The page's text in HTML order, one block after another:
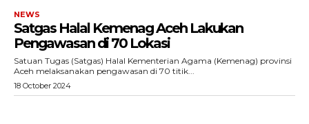
ACEHKINI.ID
Situs Berita Aceh Terkini
NEWS
Satgas Halal Kemenag Aceh Lakukan
Pengawasan di 70 Lokasi
Satuan Tugas (Satgas) Halal Kementerian Agama (Kemenag) provinsi
Aceh melaksanakan pengawasan di 70 titik...
18 October 2024